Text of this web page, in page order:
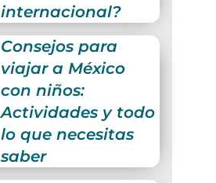
internacional?
Consejos para
viajar a México
con niños:
Actividades y todo
lo que necesitas
saber